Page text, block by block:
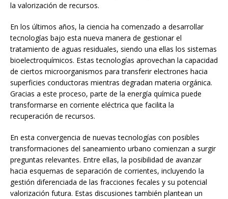
la valorización de recursos.
En los últimos años, la ciencia ha comenzado a desarrollar
tecnologías bajo esta nueva manera de gestionar el
tratamiento de aguas residuales, siendo una ellas los sistemas
bioelectroquímicos. Estas tecnologías aprovechan la capacidad
de ciertos microorganismos para transferir electrones hacia
superficies conductoras mientras degradan materia orgánica.
Gracias a este proceso, parte de la energía química puede
transformarse en corriente eléctrica que facilita la
recuperación de recursos.
En esta convergencia de nuevas tecnologías con posibles
transformaciones del saneamiento urbano comienzan a surgir
preguntas relevantes. Entre ellas, la posibilidad de avanzar
hacia esquemas de separación de corrientes, incluyendo la
gestión diferenciada de las fracciones fecales y su potencial
valorización futura. Estas discusiones también plantean un